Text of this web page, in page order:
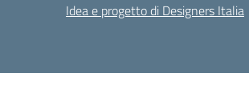
Idea e progetto di Designers Italia